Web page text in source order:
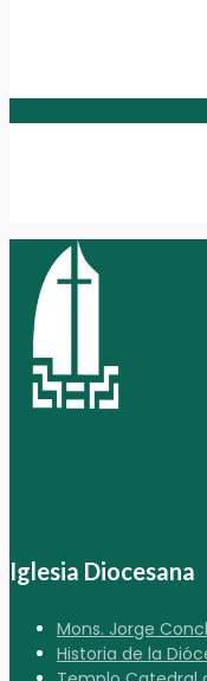
Iglesia Diocesana
Mons. Jorge
Historia de la